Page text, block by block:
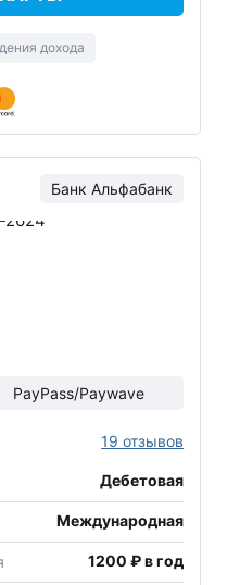
дохода
Банк Альфабанк
PayPass/Paywave
19 отзывов
Дебетовая
Международная
1200 ₽ в год